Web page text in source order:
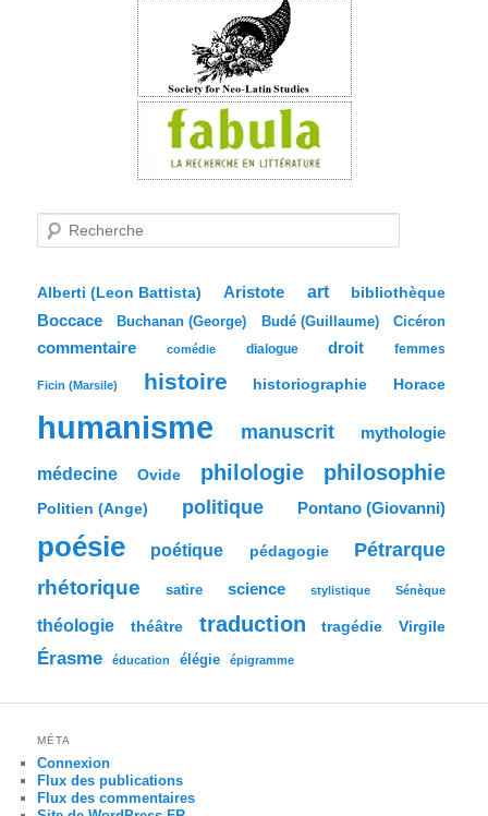
e
r
c
e
Alberti (Leon Battista) Aristote art bibliothèque
Boccace Buchanan (George) Budé (Guillaume) Cicéron
commentaire comédie dialogue droit femmes
Ficin (Marsile) histoire historiographie Horace
humanisme manuscrit mythologie
médecine Ovide philologie philosophie
Politien (Ange) politique Pontano (Giovanni)
poésie poétique pédagogie Pétrarque
rhétorique satire science stylistique Sénèque
théologie théâtre traduction tragédie Virgile
Érasme éducation élégie épigramme
MÉTA
Connexion
Flux des publications
Flux des commentaires